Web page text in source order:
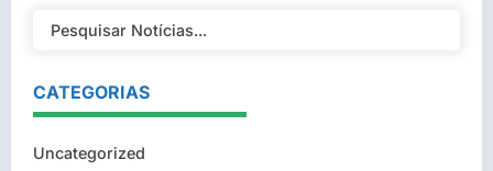
CATEGORIAS
Uncategorized